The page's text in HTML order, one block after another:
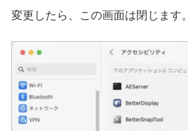
変更したら、この画面は閉じます。